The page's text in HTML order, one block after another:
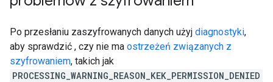
Po przesłaniu zaszyfrowanych danych użyj diagnostyki,
aby sprawdzić , czy nie ma ostrzeżeń związanych z
szyfrowaniem, takich jak
PROCESSING_WARNING_REASON_KEK_PERMISSION_DENIED